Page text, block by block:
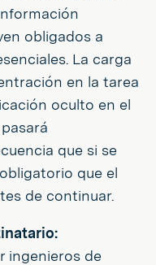
obligados a
La carga
en la tarea
oculto en el
que si se
que el
de continuar.
ingenieros de